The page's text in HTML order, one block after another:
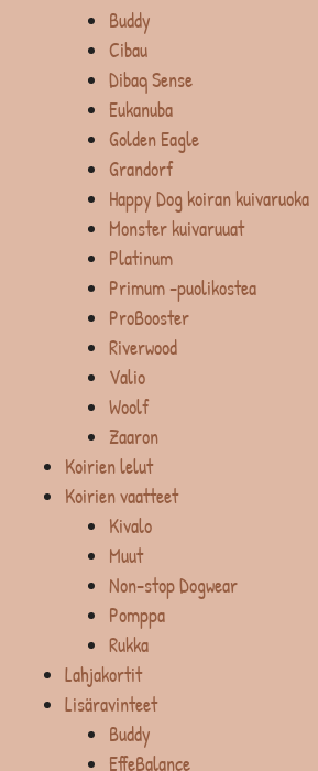
Buddy
Cibau
Dibaq Sense
Eukanuba
Golden Eagle
Grandorf
Happy Dog koiran kuivaruoka
Monster kuivaruuat
Platinum
Primum -puolikostea
ProBooster
Riverwood
Valio
Woolf
Zaaron
Koirien lelut
Koirien vaatteet
Kivalo
Muut
Non-stop Dogwear
Pomppa
Rukka
Lahjakortit
Lisäravinteet
Buddy
EffeBalance